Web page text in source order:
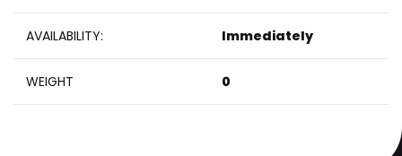
AVAILABILITY: Immediately
WEIGHT 0